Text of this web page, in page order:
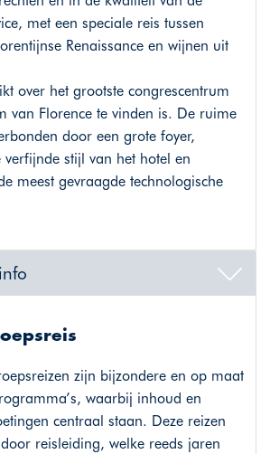
met een speciale reis tussen
Renaissance en wijnen uit
over het grootste congrescentrum
van Florence te vinden is. De ruime
door een grote foyer,
verfijnde stijl van het hotel en
meest gevraagde technologische
zijn bijzondere en op maat
waarbij inhoud en
centraal staan. Deze reizen
reisleiding, welke reeds jaren